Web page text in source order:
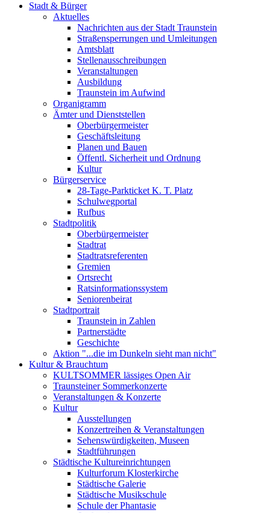
Stadt & Bürger
Aktuelles
Nachrichten aus der Stadt Traunstein
Straßensperrungen und Umleitungen
Amtsblatt
Stellenausschreibungen
Veranstaltungen
Ausbildung
Traunstein im Aufwind
Organigramm
Ämter und Dienststellen
Oberbürgermeister
Geschäftsleitung
Planen und Bauen
Öffentl. Sicherheit und Ordnung
Kultur
Bürgerservice
28-Tage-Parkticket K. T. Platz
Schulwegportal
Rufbus
Stadtpolitik
Oberbürgermeister
Stadtrat
Stadtratsreferenten
Gremien
Ortsrecht
Ratsinformationssystem
Seniorenbeirat
Stadtportrait
Traunstein in Zahlen
Partnerstädte
Geschichte
Aktion "...die im Dunkeln sieht man nicht"
Kultur & Brauchtum
KULTSOMMER lässiges Open Air
Traunsteiner Sommerkonzerte
Veranstaltungen & Konzerte
Kultur
Ausstellungen
Konzertreihen & Veranstaltungen
Sehenswürdigkeiten, Museen
Stadtführungen
Städtische Kultureinrichtungen
Kulturforum Klosterkirche
Städtische Galerie
Städtische Musikschule
Schule der Phantasie